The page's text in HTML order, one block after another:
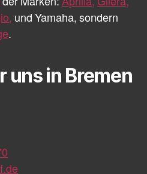
und Yamaha, sondern
.
uns in Bremen